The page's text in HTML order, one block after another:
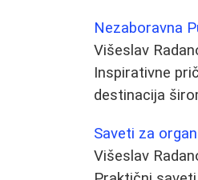
Nezaboravna
Višeslav
Inspirativne
destinacija
Saveti za
Višeslav